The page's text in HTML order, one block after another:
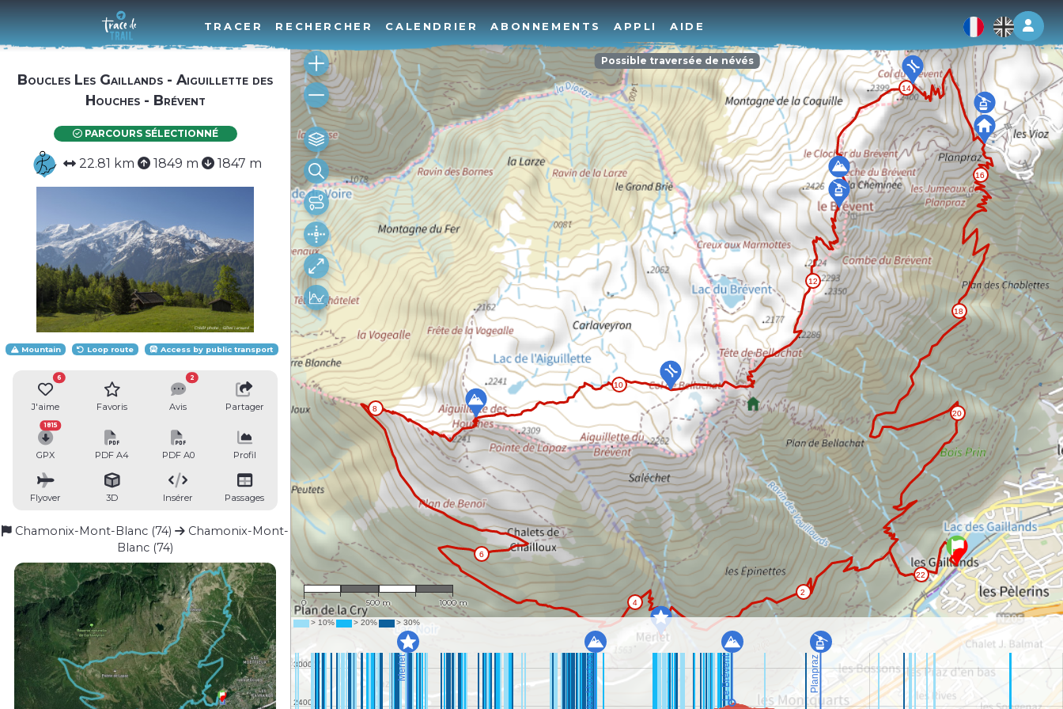
Log
TRACER RECHERCHER CALENDRIER ABONNEMENTS APPLI AIDE
Boucles Les Gaillands - Aiguillette des
Houches - Brévent
PARCOURS SÉLECTIONNÉ
22.81 km 1849 m 1847 m
Mountain Loop route Access by public transport
J'aime
6
Favoris Avis
2
Partager
GPX
1815
PDF A4 PDF A0 Profil
Flyover 3D Insérer Passages
Chamonix-Mont-Blanc (74)
Chamonix-Mont-
Blanc (74)
Possible traversée de névés
1 : 18,876
0 500 m 1000 m